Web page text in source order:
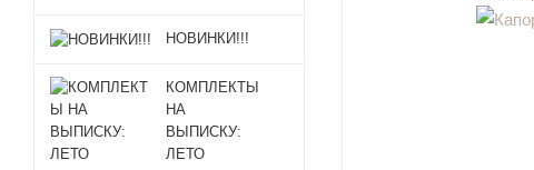
НОВИНКИ!!!
КОМПЛЕКТЫ
НА
ВЫПИСКУ:
ЛЕТО